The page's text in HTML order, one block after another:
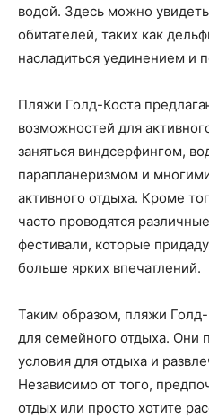
водой. Здесь можно
обитателей, таких как
насладиться уединением и
Пляжи Голд-Коста
возможностей для
заняться виндсерфингом,
парапланеризмом и
активного отдыха. Кроме
часто проводятся
фестивали, которые
больше ярких впечатлений.
Таким образом, пляжи
для семейного отдыха. Они
условия для отдыха и
Независимо от того,
отдых или просто хотите